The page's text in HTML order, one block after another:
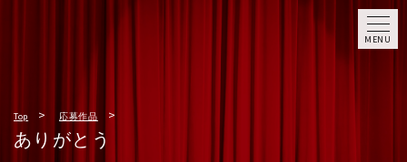
MENU
Top 応募作品
ありがとう